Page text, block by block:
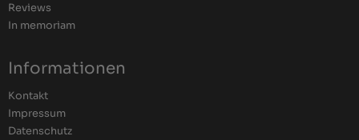
Reviews
In memoriam
Informationen
Kontakt
Impressum
Datenschutz